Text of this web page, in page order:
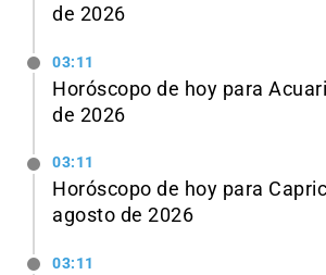
de 2026
03:11
Horóscopo de hoy para
de 2026
03:11
Horóscopo de hoy para
agosto de 2026
03:11